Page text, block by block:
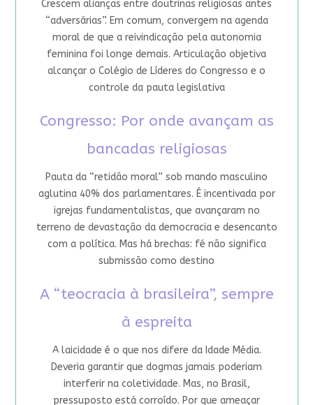
Crescem alianças entre doutrinas religiosas antes
“adversárias”. Em comum, convergem na agenda
moral de que a reivindicação pela autonomia
feminina foi longe demais. Articulação objetiva
alcançar o Colégio de Líderes do Congresso e o
controle da pauta legislativa
Congresso: Por onde avançam as
bancadas religiosas
Pauta da “retidão moral” sob mando masculino
aglutina 40% dos parlamentares. É incentivada por
igrejas fundamentalistas, que avançaram no
terreno de devastação da democracia e desencanto
com a política. Mas há brechas: fé não significa
submissão como destino
A “teocracia à brasileira”, sempre
à espreita
A laicidade é o que nos difere da Idade Média.
Deveria garantir que dogmas jamais poderiam
interferir na coletividade. Mas, no Brasil,
pressuposto está corroído. Por que ameaçar